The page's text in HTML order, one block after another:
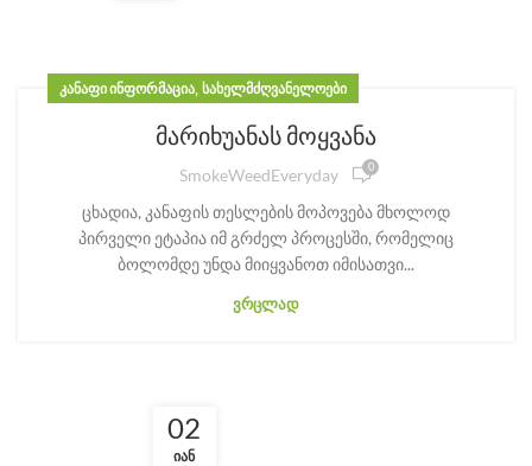
ᲙᲐᲜᲐᲤᲘ ᲘᲜᲤᲝᲠᲛᲐᲪᲘᲐ, ᲡᲐᲮᲔᲚᲛᲫᲦᲕᲐᲜᲔᲚᲝᲔᲑᲘ
მარიხუანას მოყვანა
SmokeWeedEveryday 0
ცხადია, კანაფის თესლების მოპოვება მხოლოდ
პირველი ეტაპია იმ გრძელ პროცესში, რომელიც
ბოლომდე უნდა მიიყვანოთ იმისათვი...
ᲕᲠᲪᲚᲐᲓ
02
ᲘᲐᲜ